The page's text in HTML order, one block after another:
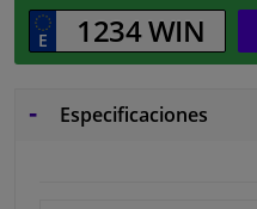
Especificaciones